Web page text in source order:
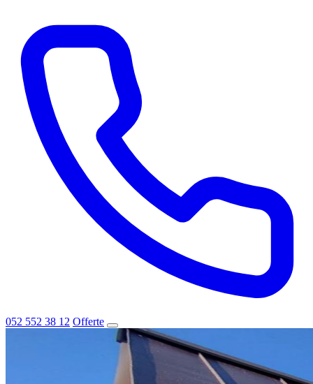
052 552 38 12 Offerte